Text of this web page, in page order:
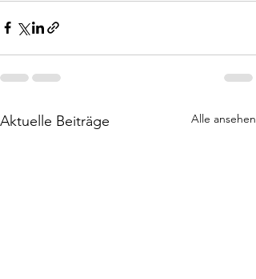
Aktuelle Beiträge Alle ansehen